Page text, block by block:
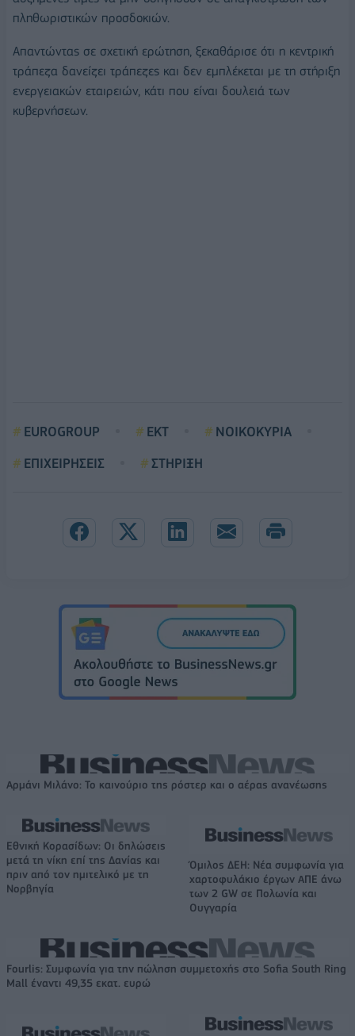
πληθωριστικών προσδοκιών.
Απαντώντας σε σχετική ερώτηση, ξεκαθάρισε ότι η κεντρική
τράπεζα δανείζει τράπεζες και δεν εμπλέκεται με τη στήριξη
ενεργειακών εταιρειών, κάτι που είναι δουλειά των
κυβερνήσεων.
EUROGROUP ΕΚΤ
ΝΟΙΚΟΚΥΡΙΑ
ΕΠΙΧΕΙΡΗΣΕΙΣ
ΣΤΗΡΙΞΗ
Αρμάνι Μιλάνο: Το καινούριο της ρόστερ και ο αέρας ανανέωσης
Εθνική Κορασίδων: Οι δηλώσεις
μετά τη νίκη επί της Δανίας και
πριν από τον ημιτελικό με τη
Νορβηγία
Όμιλος ΔΕΗ: Νέα συμφωνία για
χαρτοφυλάκιο έργων ΑΠΕ άνω
των 2 GW σε Πολωνία και
Ουγγαρία
Fourlis: Συμφωνία για την πώληση συμμετοχής στο Sofia South Ring
Mall έναντι 49,35 εκατ. ευρώ